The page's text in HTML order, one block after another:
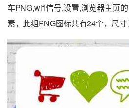
车PNG,wifi信号,设置,浏览器主页
素，此组PNG图标共有24个，尺寸